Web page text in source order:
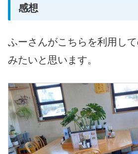
感想
ふーさんがこちらを利用し
みたいと思います。